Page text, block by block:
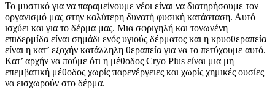
Το μυστικό για να παραμείνουμε νέοι είναι να διατηρήσουμε τον
οργανισμό μας στην καλύτερη δυνατή φυσική κατάσταση. Αυτό
ισχύει και για το δέρμα μας. Μια σφριγηλή και τονωνένη
επιδερμίδα είναι σημάδι ενός υγιούς δέρματος και η κρυοθεραπεία
είναι η κατ’ εξοχήν κατάλληλη θεραπεία για να το πετύχουμε αυτό.
Κατ’ αρχήν να πούμε ότι η μέθοδος Cryo Plus είναι μια μη
επεμβατική μέθοδος χωρίς παρενέργειες και χωρίς χημικές ουσίες
να εισχωρούν στο δέρμα.